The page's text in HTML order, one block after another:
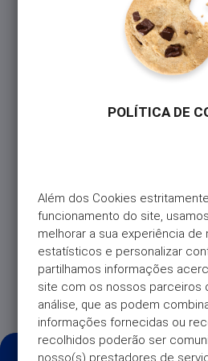
POLÍTICA DE
Além dos Cookies
funcionamento do site,
melhorar a sua experiência de
estatísticos e personalizar
partilhamos informações
site com os nossos parceiros
análise, que as podem
informações fornecidas ou
recolhidos poderão ser
nosso(s) prestadores de
Na App Universo, pode
Cartão diretamente para a
associada. É simples:
– Entre na App Universo e
transferência disponível no
– Confirme, clicando em
O Nome e IBAN já estão
automaticamente, por isso o
seguro!